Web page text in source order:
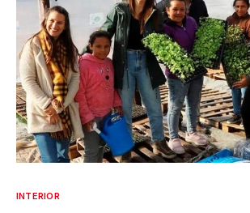
INTERIOR